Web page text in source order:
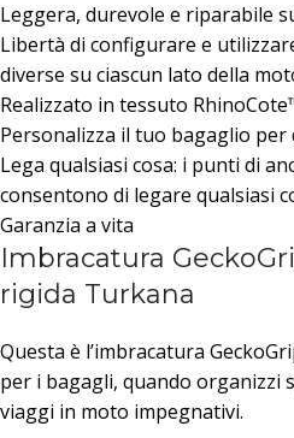
Leggera, durevole e riparabile
Libertà di configurare e
diverse su ciascun lato della
Realizzato in tessuto
Personalizza il tuo bagaglio
Lega qualsiasi cosa: i punti di
consentono di legare qualsiasi
Garanzia a vita
Imbracatura
rigida Turkana
Questa è l’imbracatura
per i bagagli, quando organizzi
viaggi in moto impegnativi.